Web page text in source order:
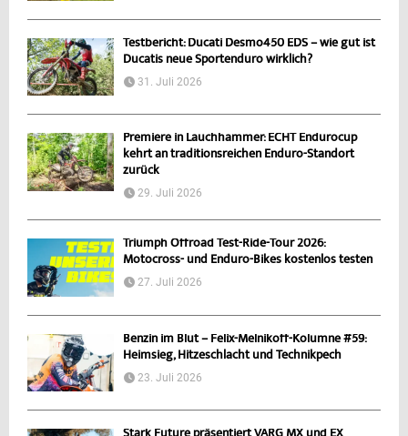
Testbericht: Ducati Desmo450 EDS – wie gut ist
Ducatis neue Sportenduro wirklich?
31. Juli 2026
Premiere in Lauchhammer: ECHT Endurocup
kehrt an traditionsreichen Enduro-Standort
zurück
29. Juli 2026
Triumph Offroad Test-Ride-Tour 2026:
Motocross- und Enduro-Bikes kostenlos testen
27. Juli 2026
Benzin im Blut – Felix-Melnikoff-Kolumne #59:
Heimsieg, Hitzeschlacht und Technikpech
23. Juli 2026